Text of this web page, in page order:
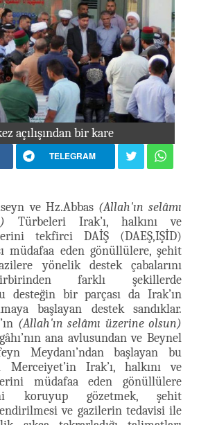
açılışından bir kare
TELEGRAM
ve Hz.Abbas (Allah'ın selâmı
Türbeleri Irak’ı, halkını ve
tekfirci DAİŞ (DAEŞ,IŞİD)
müdafaa eden gönüllülere, şehit
yönelik destek çabalarını
farklı şekillerde
desteğin bir parçası da Irak’ın
başlayan destek sandıklar.
(Allah'ın selâmı üzerine olsun)
ana avlusundan ve Beynel
Meydanı’ndan başlayan bu
Irak’ı, halkını ve
müdafaa eden gönüllülere
koruyup gözetmek, şehit
ve gazilerin tedavisi ile